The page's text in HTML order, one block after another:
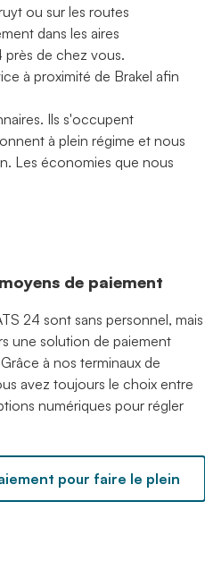
ou sur les routes
dans les aires
de chez vous.
à proximité de Brakel afin
Ils s'occupent
à plein régime et nous
Les économies que nous
de paiement
24 sont sans personnel, mais
une solution de paiement
à nos terminaux de
avez toujours le choix entre
numériques pour régler
pour faire le plein